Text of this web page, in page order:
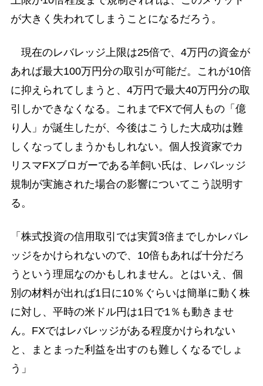
が大きく失われてしまうことになるだろう。
現在のレバレッジ上限は25倍で、4万円の資金が
あれば最大100万円分の取引が可能だ。これが10倍
に抑えられてしまうと、4万円で最大40万円分の取
引しかできなくなる。これまでFXで何人もの「億
り人」が誕生したが、今後はこうした大成功は難
しくなってしまうかもしれない。個人投資家でカ
リスマFXブロガーである羊飼い氏は、レバレッジ
規制が実施された場合の影響についてこう説明す
る。
「株式投資の信用取引では実質3倍までしかレバレ
ッジをかけられないので、10倍もあれば十分だろ
うという理屈なのかもしれません。とはいえ、個
別の材料が出れば1日に10％ぐらいは簡単に動く株
に対し、平時の米ドル円は1日で1％も動きませ
ん。FXではレバレッジがある程度かけられない
と、まとまった利益を出すのも難しくなるでしょ
う」